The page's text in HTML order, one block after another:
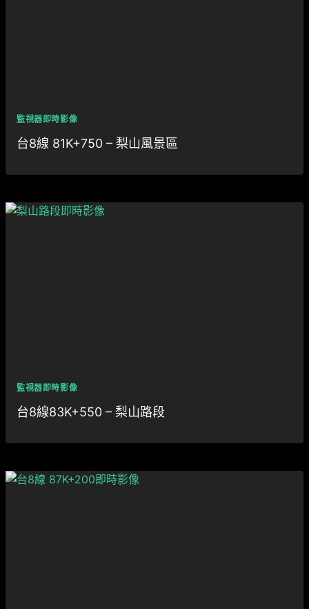
監視器即時影像
台8線 81K+750 – 梨山風景區
監視器即時影像
台8線83K+550 – 梨山路段